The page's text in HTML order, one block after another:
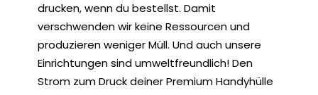
drucken, wenn du bestellst. Damit
verschwenden wir keine Ressourcen und
produzieren weniger Müll. Und auch unsere
Einrichtungen sind umweltfreundlich! Den
Strom zum Druck deiner Premium Handyhülle